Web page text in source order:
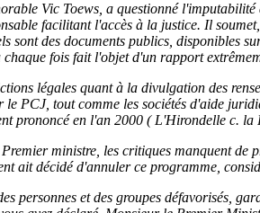
Vic Toews, a questionné
facilitant l'accès à la justice. Il
sont des documents publics, disponibles
fois fait l'objet d'un rapport
légales quant à la divulgation des
le PCJ, tout comme les sociétés d'aide
prononcé en l'an 2000 ( L'Hirondelle c. la
ministre, les critiques manquent de
ait décidé d'annuler ce programme,
personnes et des groupes défavorisés,